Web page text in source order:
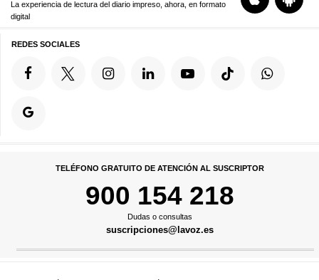
La experiencia de lectura del diario impreso, ahora, en formato
digital
REDES SOCIALES
TELÉFONO GRATUITO DE ATENCIÓN AL SUSCRIPTOR
900 154 218
Dudas o consultas
suscripciones@lavoz.es